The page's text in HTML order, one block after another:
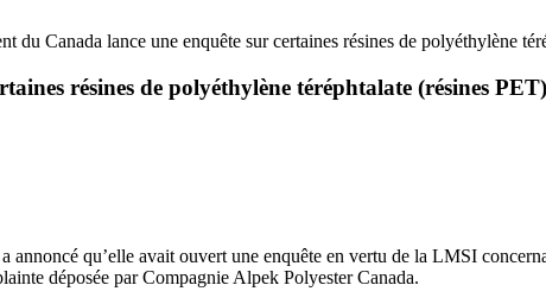
du Canada lance une enquête sur certaines résines de polyéthylène
résines de polyéthylène téréphtalate (résines PET)
qu’elle avait ouvert une enquête en vertu de la LMSI
déposée par Compagnie Alpek Polyester Canada.